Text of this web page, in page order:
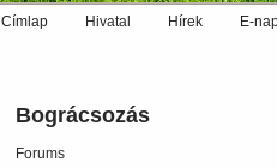
Címlap Hivatal Hírek E-
Bográcsozás
Forums